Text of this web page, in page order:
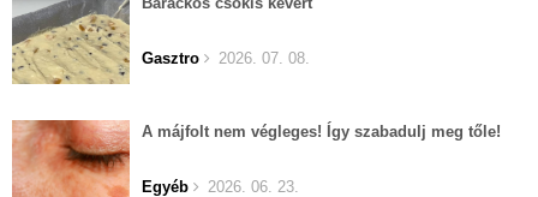
Gasztro 2026. 07. 08.
A májfolt nem végleges! Így szabadulj meg tőle!
Egyéb 2026. 06. 23.